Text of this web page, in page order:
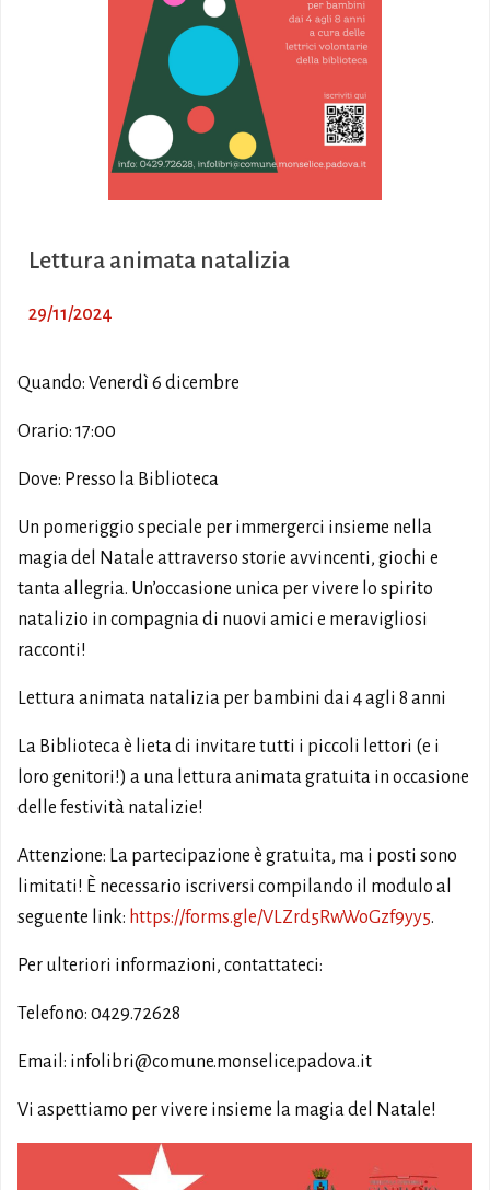
Lettura animata natalizia
29/11/2024
Quando: Venerdì 6 dicembre
Orario: 17:00
Dove: Presso la Biblioteca
Un pomeriggio speciale per immergerci insieme nella
magia del Natale attraverso storie avvincenti, giochi e
tanta allegria. Un’occasione unica per vivere lo spirito
natalizio in compagnia di nuovi amici e meravigliosi
racconti!
Lettura animata natalizia per bambini dai 4 agli 8 anni
La Biblioteca è lieta di invitare tutti i piccoli lettori (e i
loro genitori!) a una lettura animata gratuita in occasione
delle festività natalizie!
Attenzione: La partecipazione è gratuita, ma i posti sono
limitati! È necessario iscriversi compilando il modulo al
seguente link: https://forms.gle/VLZrd5RwWoGzf9yy5.
Per ulteriori informazioni, contattateci:
Telefono: 0429.72628
Email: infolibri@comune.monselice.padova.it
Vi aspettiamo per vivere insieme la magia del Natale!